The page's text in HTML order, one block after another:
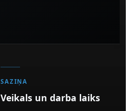
SAZIŅA
Veikals un darba laiks